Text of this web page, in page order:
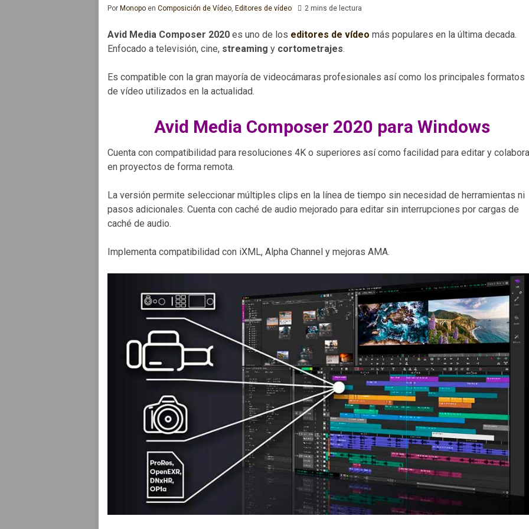
Por Monopo en Composición de Vídeo Editores de vídeo 2 mins de lectura
Avid Media Composer 2020 es uno de los editores de vídeo más populares en la última decada.
Enfocado a televisión, cine, streaming y cortometrajes.
Es compatible con la gran mayoría de videocámaras profesionales así como los principales formatos
de vídeo utilizados en la actualidad.
Avid Media Composer 2020 para Windows
Cuenta con compatibilidad para resoluciones 4K o superiores así como facilidad para editar y
en proyectos de forma remota.
La versión permite seleccionar múltiples clips en la línea de tiempo sin necesidad de herramientas ni
pasos adicionales. Cuenta con caché de audio mejorado para editar sin interrupciones por cargas de
caché de audio.
Implementa compatibilidad con iXML, Alpha Channel y mejoras AMA.